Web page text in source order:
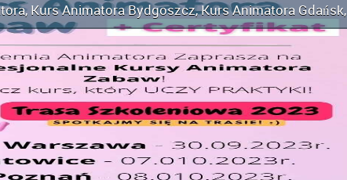
, Kurs Animatora Bydgoszcz,Kurs Animatora Gdańsk,